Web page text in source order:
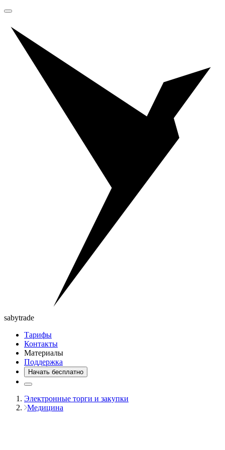
sabytrade
Тарифы
Контакты
Материалы
Поддержка
Начать бесплатно
Электронные торги и закупки
Медицина